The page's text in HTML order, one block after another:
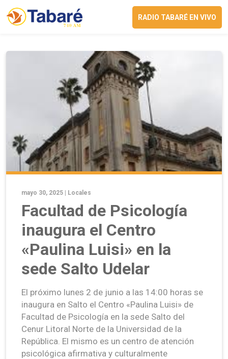
RADIO TABARÉ EN VIVO
mayo 30, 2025 | Locales
Facultad de Psicología
inaugura el Centro
«Paulina Luisi» en la
sede Salto Udelar
El próximo lunes 2 de junio a las 14:00 horas se
inaugura en Salto el Centro «Paulina Luisi» de
Facultad de Psicología en la sede Salto del
Cenur Litoral Norte de la Universidad de la
República. El mismo es un centro de atención
psicológica afirmativa y culturalmente